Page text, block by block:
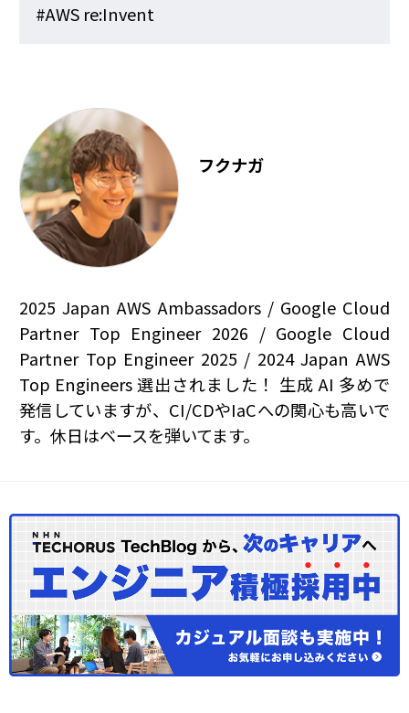
#AWS re:Invent
フクナガ
2025 Japan AWS Ambassadors / Google Cloud
Partner Top Engineer 2026 / Google Cloud
Partner Top Engineer 2025 / 2024 Japan AWS
Top Engineers 選出されました！ 生成 AI 多めで
発信していますが、CI/CDやIaCへの関心も高いで
す。休日はベースを弾いてます。